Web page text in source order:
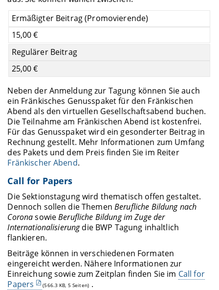
Ermäßigter Beitrag (Promovierende)
15,00 €
Regulärer Beitrag
25,00 €
Neben der Anmeldung zur Tagung können Sie auch
ein Fränkisches Genusspaket für den Fränkischen
Abend als den virtuellen Gesellschaftsabend buchen.
Die Teilnahme am Fränkischen Abend ist kostenfrei.
Für das Genusspaket wird ein gesonderter Beitrag in
Rechnung gestellt. Mehr Informationen zum Umfang
des Pakets und dem Preis finden Sie im Reiter
Fränkischer Abend.
Call for Papers
Die Sektionstagung wird thematisch offen gestaltet.
Dennoch sollen die ThemenBerufliche Bildung nach
CoronasowieBerufliche Bildung im Zuge der
Internationalisierungdie BWP Tagung inhaltlich
flankieren.
Beiträge können in verschiedenen Formaten
eingereicht werden. Nähere Informationen zur
Einreichung sowie zum Zeitplan finden Sie im Call for
Papers
(566.3 KB, 5 Seiten) .